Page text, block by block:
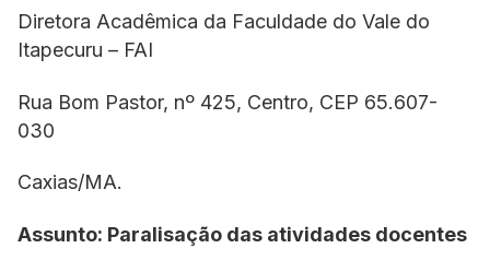
Diretora Acadêmica da Faculdade do Vale do
Itapecuru – FAI
Rua Bom Pastor, nº 425, Centro, CEP 65.607-
030
Caxias/MA.
Assunto: Paralisação das atividades docentes